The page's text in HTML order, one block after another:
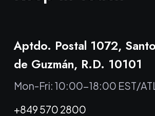
Aptdo. Postal 1072,
de Guzmán, R.D. 10101
Mon-Fri: 10:00-18:00 EST/
+849 570 2800